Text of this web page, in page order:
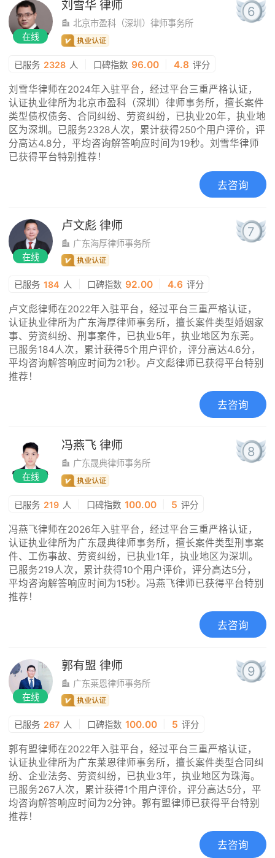
在线
刘雪华 律师
北京市盈科（深圳）律师事务所
6
已服务 2328 人 口碑指数 96.00 4.8 评分
刘雪华律师在2024年入驻平台，经过平台三重严格认证，
认证执业律所为北京市盈科（深圳）律师事务所，擅长案件
类型债权债务、合同纠纷、劳资纠纷，已执业20年，执业地
区为深圳。已服务2328人次，累计获得250个用户评价，评
分高达4.8分，平均咨询解答响应时间为19秒。刘雪华律师
已获得平台特别推荐！
去咨询
在线
卢文彪 律师
广东海厚律师事务所
7
已服务 184 人 口碑指数 92.00 4.6 评分
卢文彪律师在2022年入驻平台，经过平台三重严格认证，
认证执业律所为广东海厚律师事务所，擅长案件类型婚姻家
事、劳资纠纷、刑事案件，已执业5年，执业地区为东莞。
已服务184人次，累计获得5个用户评价，评分高达4.6分，
平均咨询解答响应时间为21秒。卢文彪律师已获得平台特别
推荐！
去咨询
在线
冯燕飞 律师
广东晟典律师事务所
8
已服务 219 人 口碑指数 100.00 5 评分
冯燕飞律师在2026年入驻平台，经过平台三重严格认证，
认证执业律所为广东晟典律师事务所，擅长案件类型刑事案
件、工伤事故、劳资纠纷，已执业1年，执业地区为深圳。
已服务219人次，累计获得10个用户评价，评分高达5分，
平均咨询解答响应时间为15秒。冯燕飞律师已获得平台特别
推荐！
去咨询
在线
郭有盟 律师
广东莱恩律师事务所
9
已服务 267 人 口碑指数 100.00 5 评分
郭有盟律师在2022年入驻平台，经过平台三重严格认证，
认证执业律所为广东莱恩律师事务所，擅长案件类型合同纠
纷、企业法务、劳资纠纷，已执业3年，执业地区为珠海。
已服务267人次，累计获得1个用户评价，评分高达5分，平
均咨询解答响应时间为2分钟。郭有盟律师已获得平台特别
推荐！
去咨询